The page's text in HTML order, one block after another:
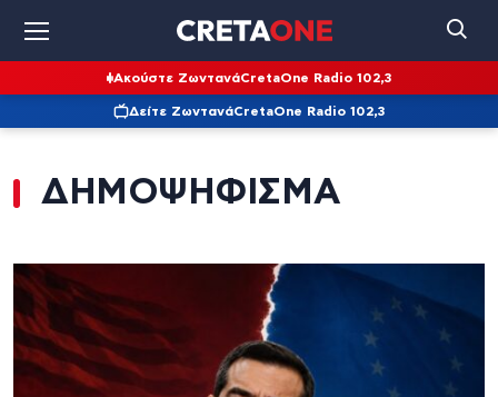
Ακούστε ΖωντανάCretaOne Radio 102,3
Δείτε ΖωντανάCretaOne Radio 102,3
ΔΗΜΟΨΗΦΙΣΜΑ